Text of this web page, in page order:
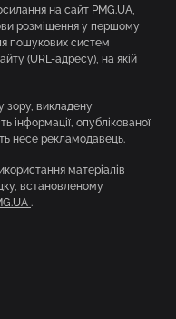
на сайт PMG.UA,
розміщення у першому
пошукових систем
(URL-адресу), на якій
зору, викладену
інформації, опублікованої
несе рекламодавець.
матеріалів
встановленому
.